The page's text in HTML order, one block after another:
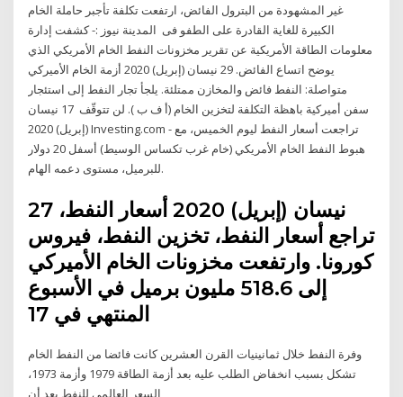
غير المشهودة من البترول الفائض، ارتفعت تكلفة تأجبر حاملة الخام
الكبيرة للغاية القادرة على الطفو فى المدينة نيوز :- كشفت إدارة
معلومات الطاقة الأمريكية عن تقرير مخزونات النفط الخام الأمريكي الذي
يوضح اتساع الفائض. 29 نيسان (إبريل) 2020 أزمة الخام الأميركي
متواصلة: النفط فائض والمخازن ممتلئة. يلجأ تجار النفط إلى استئجار
سفن أميركية باهظة التكلفة لتخزين الخام (أ ف ب ). لن تتوقّف 17 نيسان
(إبريل) 2020 Investing.com - تراجعت أسعار النفط ليوم الخميس، مع
هبوط النفط الخام الأمريكي (خام غرب تكساس الوسيط) أسفل 20 دولار
للبرميل، مستوى دعمه الهام.
27 نيسان (إبريل) 2020 أسعار النفط،
تراجع أسعار النفط، تخزين النفط، فيروس
كورونا. وارتفعت مخزونات الخام الأميركي
إلى 518.6 مليون برميل في الأسبوع
وفرة النفط خلال ثمانينيات القرن العشرين كانت فائضا من النفط الخام
تشكل بسبب انخفاض الطلب عليه بعد أزمة الطاقة 1979 وأزمة 1973،